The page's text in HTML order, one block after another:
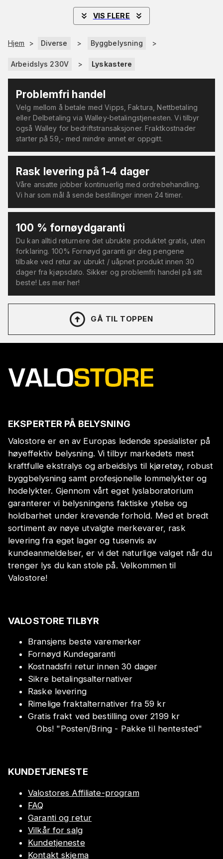
VIS FLERE
Hjem > Diverse > Byggbelysning >
Arbeidslys 230V > Lyskastere
Problemfri handel
Velg mellom å betale med Vipps, Faktura, Nettbetaling
eller Delbetaling via Walley-betalingstjenesten. Vi tilbyr
også Walley for bedriftstransaksjoner. Fraktkostnader
starter på 59,- med mindre annet er oppgitt.
Rask levering på 1-4 dager
Våre ansatte jobber kontinuerlig med ordrebehandling.
Vi har som mål å sende bestillinger innen 24 timer.
100 % fornøydgaranti
Du kan alltid returnere det ubrukte produktet gratis, uten
forklaring. 100% Fornøyd garanti gir deg pengene
tilbake ved retur av ubrukt / uåpnet produkt innen 30
dager fra kjøpsdato. Sikker og problemfri handel på sitt
beste! Les mer her!
GÅ TIL TOPPEN
EKSPERTER PÅ BELYSNING
Valostore er en av Europas ledende spesialister på
høyeffektiv belysning. Vi tilbyr markedets mest
kraftfulle ekstralys og arbeidslys til kjøretøy, robust
byggbelysning samt profesjonelle lommelykter og
hodelykter. Gjennom vårt eget lyslaboratorium
garanterer vi belysningens faktiske ytelse og
holdbarhet under krevende forhold. Med et bredt
sortiment av nøye utvalgte merkevarer, rask
levering fra eget lager og tusenvis av
kundeanmeldelser, er vi det naturlige valget når du
trenger lys du kan stole på. Velkommen til
Valostore!
VALOSTORE TILBYR
Bransjens beste varemerker
Fornøyd Kundegaranti
Kostnadsfri retur innen 30 dager
Sikre betalingsalternativer
Raske levering
Rimelige fraktalternativer fra 59 kr
Gratis frakt ved bestilling over 2199 kr
Obs! "Posten/Bring - Pakke til hentested"
KUNDETJENESTE
Valostores Affiliate-program
FAQ
Garanti og retur
Vilkår for salg
Kundetjeneste
Kontakt skjema